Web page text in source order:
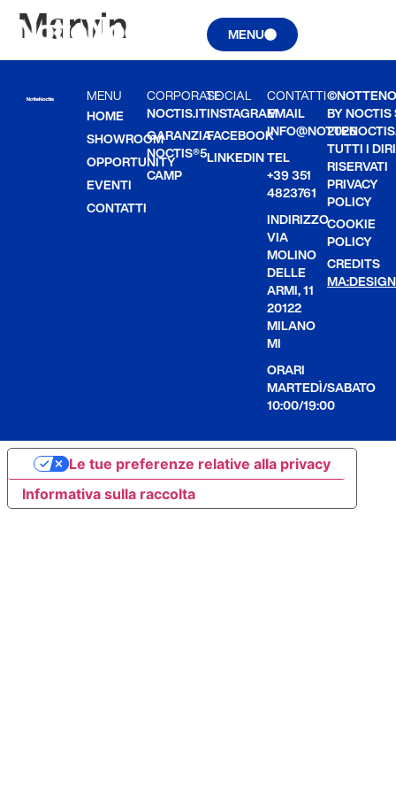
MENU
Marvin
MENU
HOME
SHOWROOM
OPPORTUNITY
EVENTI
CONTATTI
CORPORATE
NOCTIS.IT
GARANZIA
NOCTIS®5
CAMP
SOCIAL
INSTAGRAM
FACEBOOK
LINKEDIN
CONTATTI
EMAIL
TEL
+39 351
4823761
INDIRIZZO
VIA
MOLINO
DELLE
ARMI, 11
20122
MILANO
MI
ORARI
MARTEDÌ/SABATO
10:00/19:00
BY NOCTIS
2026
TUTTI I
RISERVATI
PRIVACY
POLICY
COOKIE
POLICY
CREDITS
MA:DESIGN
Informativa sulla raccolta
Le tue preferenze relative alla privacy